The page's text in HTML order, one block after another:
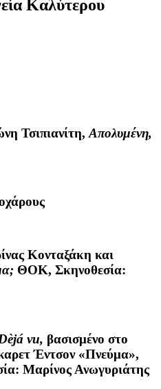
Καλύτερου
Τσιπιανίτη, Απολυμένη,
Κονταξάκη και
ΘΟΚ, Σκηνοθεσία:
èjá vu, βασισμένο στο
Έντσον «Πνεύμα»,
Μαρίνος Ανωγυριάτης